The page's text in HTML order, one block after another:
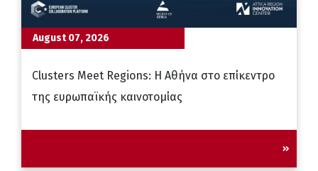
August 07, 2026
Clusters Meet Regions: Η Αθήνα στο επίκεντρο
της ευρωπαϊκής καινοτομίας